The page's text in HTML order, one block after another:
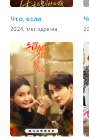
Что, если
2024, мелодрама